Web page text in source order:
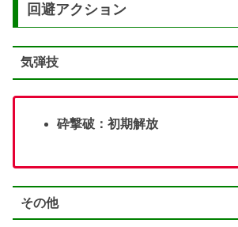
回避アクション
気弾技
砕撃破：初期解放
その他